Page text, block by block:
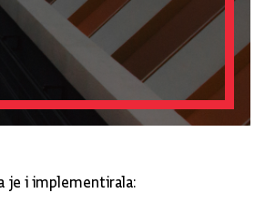
je i implementirala: